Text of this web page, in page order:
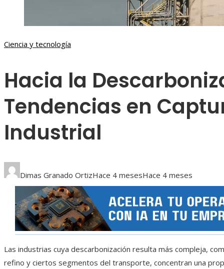
Ciencia y tecnología
Hacia la
Tendencias en
Industrial
Dimas Granado OrtizHace 4 mesesHace 4 meses
Las industrias cuya descarbonización resulta más compleja,
refino y ciertos segmentos del transporte, concentran una